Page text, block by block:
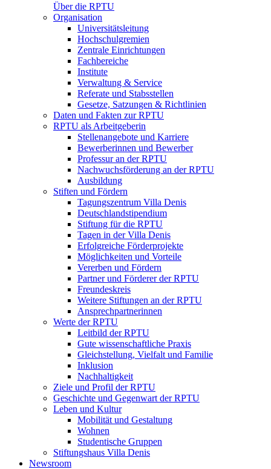
Über die RPTU
Organisation
Universitätsleitung
Hochschulgremien
Zentrale Einrichtungen
Fachbereiche
Institute
Verwaltung & Service
Referate und Stabsstellen
Gesetze, Satzungen & Richtlinien
Daten und Fakten zur RPTU
RPTU als Arbeitgeberin
Stellenangebote und Karriere
Bewerberinnen und Bewerber
Professur an der RPTU
Nachwuchsförderung an der RPTU
Ausbildung
Stiften und Fördern
Tagungszentrum Villa Denis
Deutschlandstipendium
Stiftung für die RPTU
Tagen in der Villa Denis
Erfolgreiche Förderprojekte
Möglichkeiten und Vorteile
Vererben und Fördern
Partner und Förderer der RPTU
Freundeskreis
Weitere Stiftungen an der RPTU
Ansprechpartnerinnen
Werte der RPTU
Leitbild der RPTU
Gute wissenschaftliche Praxis
Gleichstellung, Vielfalt und Familie
Inklusion
Nachhaltigkeit
Ziele und Profil der RPTU
Geschichte und Gegenwart der RPTU
Leben und Kultur
Mobilität und Gestaltung
Wohnen
Studentische Gruppen
Stiftungshaus Villa Denis
Newsroom